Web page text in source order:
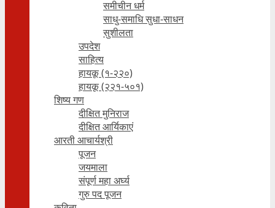
समीचीन धर्म
साधु-समाधि सुधा-साधन
सुशीलता
उपदेश
साहित्य
हायकू (१‍-२२०)
हायकू (२२१-५०१)
शिष्य गण
दीक्षित मुनिराज
दीक्षित आर्यिकाएं
आरती आचार्यश्री
पूजन
जयमाला
संपूर्ण महा अर्घ्य
गुरु पद पूजन